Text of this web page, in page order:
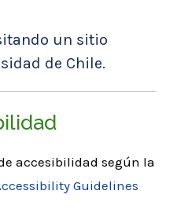
un sitio
de Chile.
accesibilidad según la
Guidelines